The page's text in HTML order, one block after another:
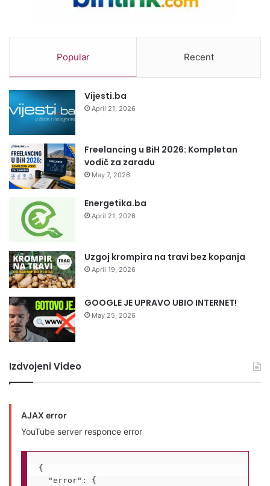
Popular Recent
Vijesti.ba
April 21, 2026
Freelancing u BiH 2026: Kompletan
vodič za zaradu
May 7, 2026
Energetika.ba
April 21, 2026
Uzgoj krompira na travi bez kopanja
April 19, 2026
GOOGLE JE UPRAVO UBIO INTERNET!
May 25, 2026
Izdvojeni Video
AJAX error
YouTube server responce error
{
  "error": {